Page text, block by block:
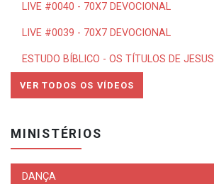
LIVE #0040 - 70X7 DEVOCIONAL
LIVE #0039 - 70X7 DEVOCIONAL
ESTUDO BÍBLICO - OS TÍTULOS DE JESUS
VER TODOS OS VÍDEOS
MINISTÉRIOS
DANÇA